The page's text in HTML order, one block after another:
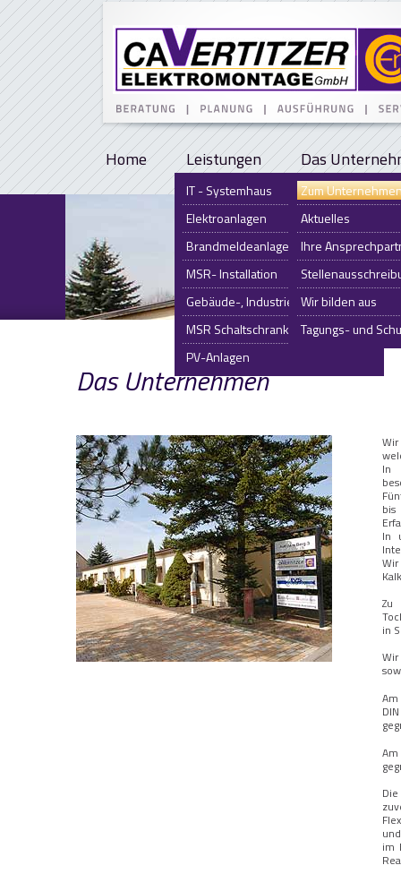
Home Leistungen
IT - Systemhaus
Elektroanlagen
Brandmeldeanlagen
MSR- Installation
Gebäude-, Industriesystemtechnik
MSR Schaltschrankbau
PV-Anlagen
Das
Zum
Aktuelles
Ihre
Wir bilden aus
Tagungs- und
Das Unternehmen
In
In
in
im